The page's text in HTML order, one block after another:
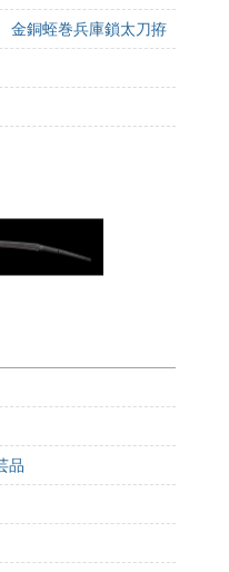
銅蛭巻兵庫鎖太刀拵
品